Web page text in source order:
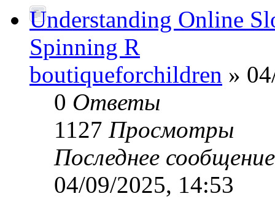
Understanding Online
Spinning R
boutiqueforchildren »
0 Ответы
1127 Просмотры
Последнее
04/09/2025, 14:53